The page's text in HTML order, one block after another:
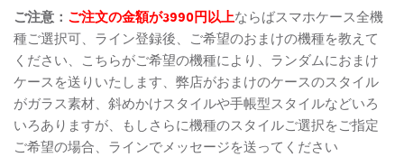
ご注意： ご注文の金額が3990円以上ならばスマホケース全機
種ご選択可、ライン登録後、ご希望のおまけの機種を教えて
ください、こちらがご希望の機種により、ランダムにおまけ
ケースを送りいたします、弊店がおまけのケースのスタイル
がガラス素材、斜めかけスタイルや手帳型スタイルなどいろ
いろありますが、もしさらに機種のスタイルご選択をご指定
ご希望の場合、ラインでメッセージを送ってください